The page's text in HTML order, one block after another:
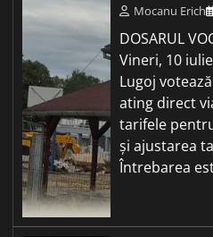
Mocanu Erich
DOSARUL
Vineri, 10
Lugoj
ating direct
tarifele
și ajustarea
Întrebarea